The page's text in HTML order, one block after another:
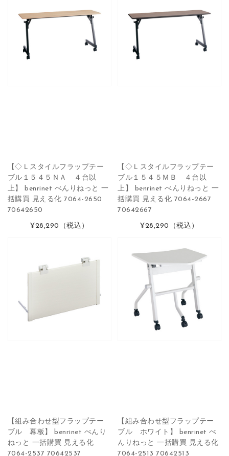
【◇Ｌスタイルフラップテー
ブル１５４５ＮＡ ４台以
上】 benrinet べんりねっと 一
括購買 見える化 7064-2650
70642650
¥28,290 （税込）
【◇Ｌスタイルフラップテー
ブル１５４５ＭＢ ４台以
上】 benrinet べんりねっと 一
括購買 見える化 7064-2667
70642667
¥28,290 （税込）
【組み合わせ型フラップテー
ブル 幕板】 benrinet べんり
ねっと 一括購買 見える化
7064-2537 70642537
【組み合わせ型フラップテー
ブル ホワイト】 benrinet べ
んりねっと 一括購買 見える化
7064-2513 70642513